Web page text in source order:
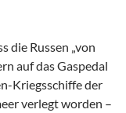
die Russen „von
auf das Gaspedal
Kriegsschiffe der
verlegt worden –